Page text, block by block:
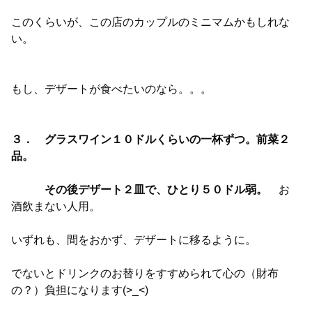
このくらいが、この店のカップルのミニマムかもしれな
い。
もし、デザートが食べたいのなら。。。
３． グラスワイン１０ドルくらいの一杯ずつ。前菜２
品。
その後デザート２皿で、ひとり５０ドル弱。 お
酒飲まない人用。
いずれも、間をおかず、デザートに移るように。
でないとドリンクのお替りをすすめられて心の（財布
の？）負担になります(>_<)